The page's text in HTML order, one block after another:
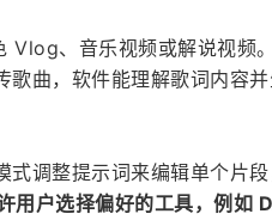
Vlog、音乐视频或解说视频
歌曲，软件能理解歌词内容
式调整提示词来编辑单个片
用户选择偏好的工具，例如